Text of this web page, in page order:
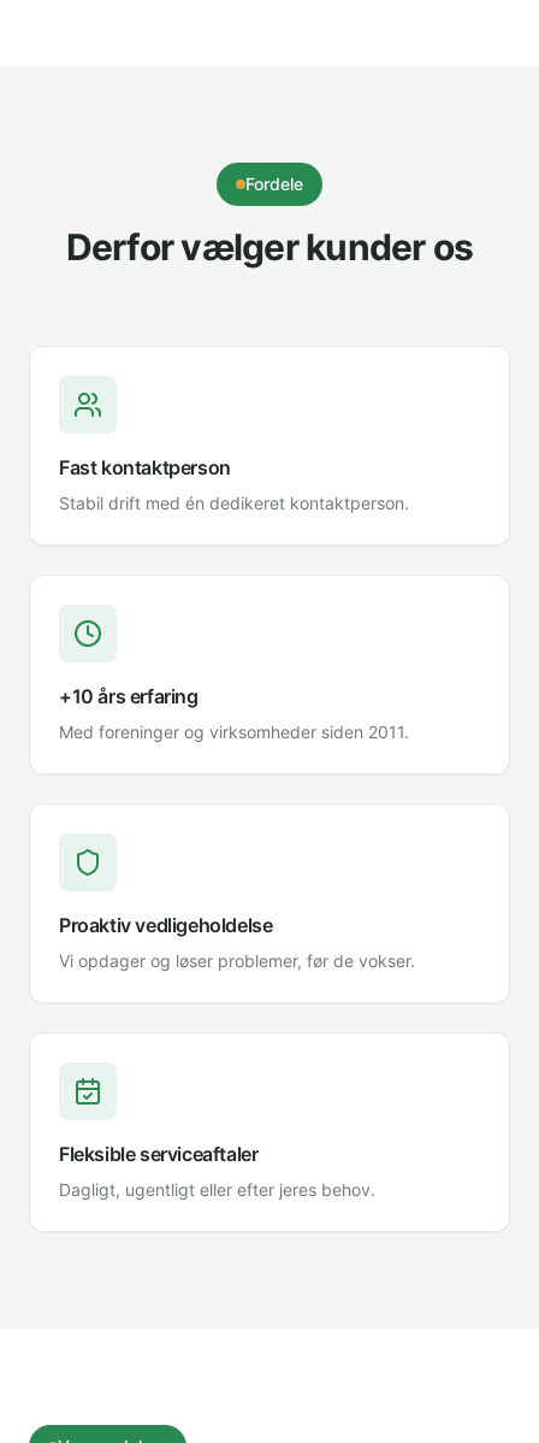
Fordele
Derfor vælger kunder os
Fast kontaktperson
Stabil drift med én dedikeret kontaktperson.
+10 års erfaring
Med foreninger og virksomheder siden 2011.
Proaktiv vedligeholdelse
Vi opdager og løser problemer, før de vokser.
Fleksible serviceaftaler
Dagligt, ugentligt eller efter jeres behov.